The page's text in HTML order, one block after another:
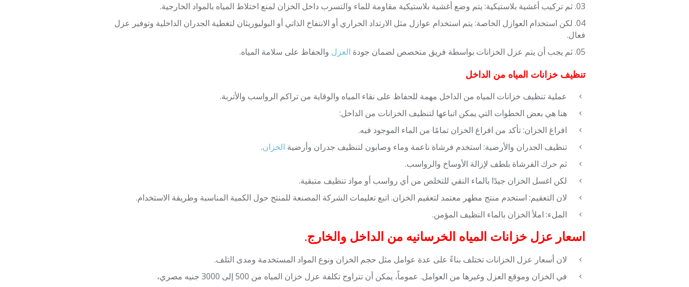
ثم تركيب أغشية بلاستيكية: يتم وضع أغشية بلاستيكية مقاومة للماء والتسرب داخل الخزان لمنع اختلاط المياه بالمواد الخارجية.
لكن استخدام العوازل الخاصة: يتم استخدام عوازل مثل الارتداد الحراري أو الانتفاخ الذاتي أو البوليوريثان لتغطية الجدران الداخلية وتوفير عزل
فعال.
ثم يجب أن يتم عزل الخزانات بواسطة فريق متخصص لضمان جودة العزل والحفاظ على سلامة المياه.
تنظيف خزانات المياه من الداخل
عملية تنظيف خزانات المياه من الداخل مهمة للحفاظ على نقاء المياه والوقاية من تراكم الرواسب والأتربة.
هنا هي بعض الخطوات التي يمكن اتباعها لتنظيف الخزانات من الداخل:
افراغ الخزان: تأكد من افراغ الخزان تمامًا من الماء الموجود فيه.
تنظيف الجدران والأرضية: استخدم فرشاة ناعمة وماء وصابون لتنظيف جدران وأرضية الخزان.
ثم حرك الفرشاة بلطف لإزالة الأوساخ والرواسب.
لكن اغسل الخزان جيدًا بالماء النقي للتخلص من أي رواسب أو مواد تنظيف متبقية.
لان التعقيم: استخدم منتج مطهر معتمد لتعقيم الخزان. اتبع تعليمات الشركة المصنعة للمنتج حول الكمية المناسبة وطريقة الاستخدام.
الملء: املأ الخزان بالماء النظيف المؤمن.
اسعار عزل خزانات المياه الخرسانيه من الداخل والخارج.
لان أسعار عزل الخزانات تختلف بناءً على عدة عوامل مثل حجم الخزان ونوع المواد المستخدمة ومدى التلف.
في الخزان وموقع العزل وغيرها من العوامل. عموماً، يمكن أن تتراوح تكلفة عزل خزان المياه من 500 إلى 3000 جنيه مصري،